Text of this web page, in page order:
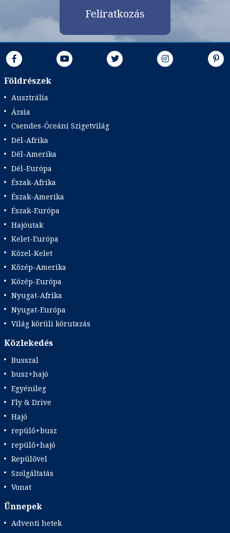
Feliratkozás
Földrészek
Ausztrália
Ázsia
Csendes-Óceáni Szigetvilág
Dél-Afrika
Dél-Amerika
Dél-Európa
Észak-Afrika
Észak-Amerika
Észak-Európa
Hajóutak
Kelet-Európa
Közel-Kelet
Közép-Amerika
Közép-Európa
Nyugat-Afrika
Nyugat-Európa
Világ körüli körutazás
Közlekedés
Busszal
busz+hajó
Egyénileg
Fly & Drive
Hajó
repülő+busz
repülő+hajó
Repülővel
Szolgáltatás
Vonat
Ünnepek
Adventi hetek